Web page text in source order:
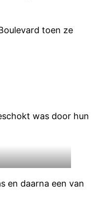
toen ze
was door hun
en daarna een van